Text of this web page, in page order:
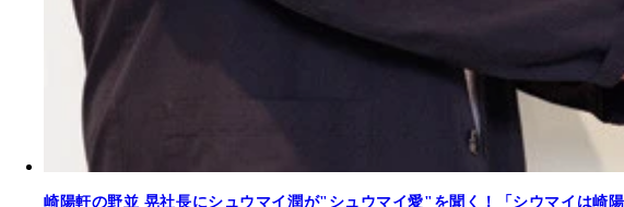
崎陽軒の野並 晃社長にシュウマイ潤が"シュウマイ愛"を聞く！「シウマイは崎